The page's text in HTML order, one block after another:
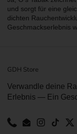
und sorgt für eine
dichten
Geschmackserlebnis
GDH Store
Verwandle deine
Erlebnis — Ein